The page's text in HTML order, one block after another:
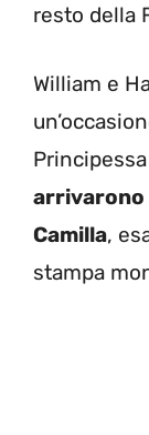
resto della
William e
arrivarono
Camilla,
stampa